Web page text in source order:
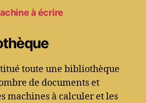
à écrire
toute une bibliothèque
de documents et
machines à calculer et les